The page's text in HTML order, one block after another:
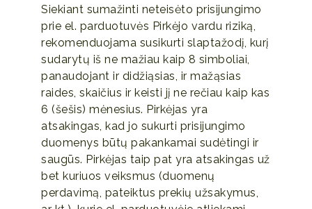
Siekiant sumažinti neteisėto prisijungimo
prie el. parduotuvės Pirkėjo vardu riziką,
rekomenduojama susikurti slaptažodį, kurį
sudarytų iš ne mažiau kaip 8 simboliai,
panaudojant ir didžiąsias, ir mažąsias
raides, skaičius ir keisti jį ne rečiau kaip kas
6 (šešis) mėnesius. Pirkėjas yra
atsakingas, kad jo sukurti prisijungimo
duomenys būtų pakankamai sudėtingi ir
saugūs. Pirkėjas taip pat yra atsakingas už
bet kuriuos veiksmus (duomenų
perdavimą, pateiktus prekių užsakymus,